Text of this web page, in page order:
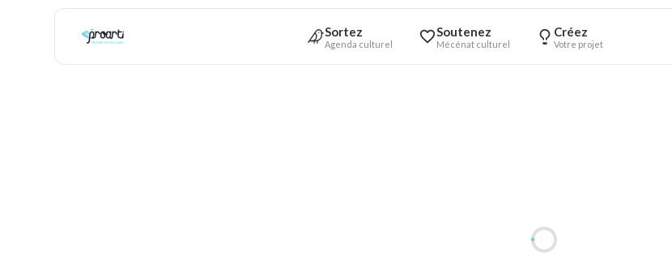
Sortez
Agenda culturel
Soutenez
Mécénat culturel
Créez
Votre projet